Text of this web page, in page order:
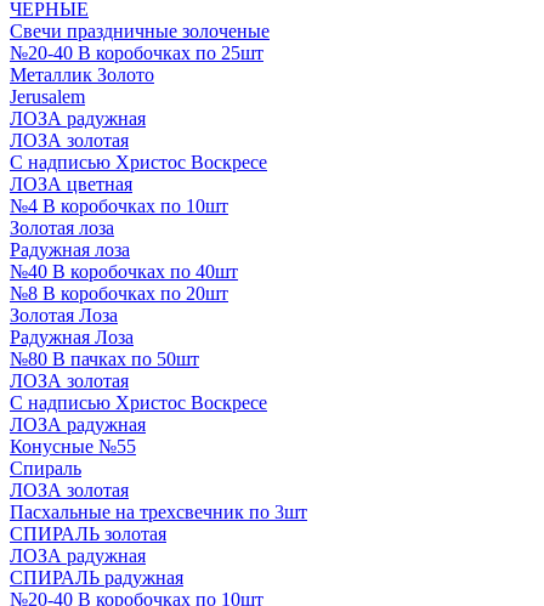
ЧЕРНЫЕ
Свечи праздничные золоченые
№20-40 В коробочках по 25шт
Металлик Золото
Jerusalem
ЛОЗА радужная
ЛОЗА золотая
С надписью Христос Воскресе
ЛОЗА цветная
№4 В коробочках по 10шт
Золотая лоза
Радужная лоза
№40 В коробочках по 40шт
№8 В коробочках по 20шт
Золотая Лоза
Радужная Лоза
№80 В пачках по 50шт
ЛОЗА золотая
С надписью Христос Воскресе
ЛОЗА радужная
Конусные №55
Спираль
ЛОЗА золотая
Пасхальные на трехсвечник по 3шт
СПИРАЛЬ золотая
ЛОЗА радужная
СПИРАЛЬ радужная
№20-40 В коробочках по 10шт